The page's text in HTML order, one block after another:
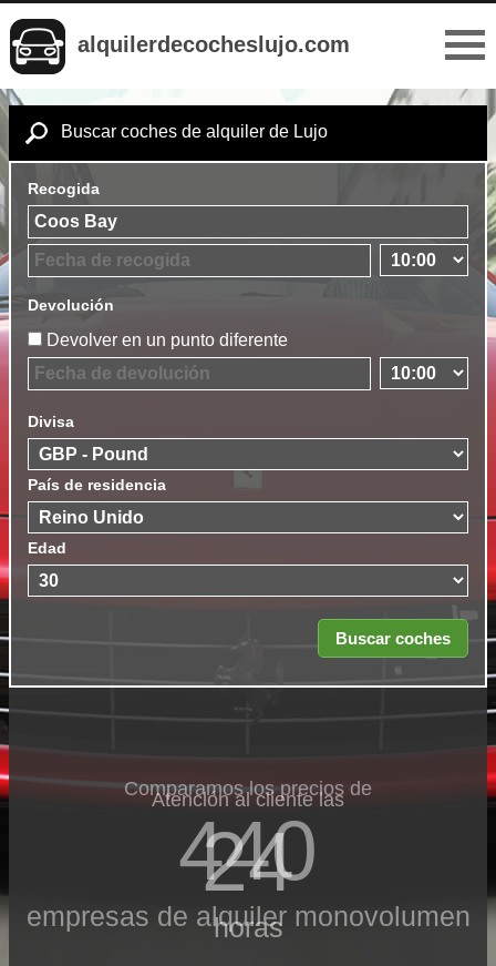
alquilerdecocheslujo.com
Buscar coches de alquiler de Lujo
Recogida
Devolución
Devolver en un punto diferente
Divisa
País de residencia
Edad
Comparamos los precios de
440
empresas de alquiler monovolumen
Atención al cliente las
24
horas